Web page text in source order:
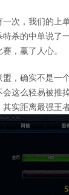
一次，我们的上
特杀的中单说了
，赢了人心。
盟，确实不是一
会这么轻易被推
实距离最强王